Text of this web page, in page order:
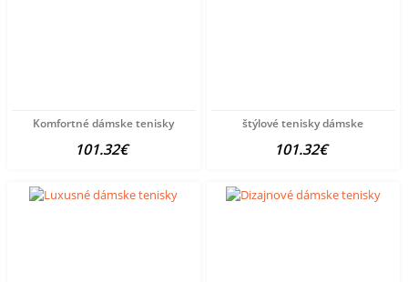
Komfortné dámske tenisky
101.32€
štýlové tenisky dámske
101.32€